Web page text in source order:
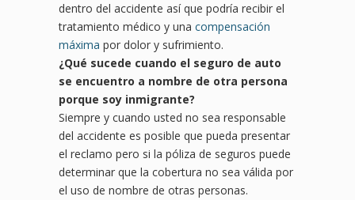
dentro del accidente así que podría recibir el
tratamiento médico y una compensación
máxima por dolor y sufrimiento.
¿Qué sucede cuando el seguro de auto
se encuentro a nombre de otra persona
porque soy inmigrante?
Siempre y cuando usted no sea responsable
del accidente es posible que pueda presentar
el reclamo pero si la póliza de seguros puede
determinar que la cobertura no sea válida por
el uso de nombre de otras personas.